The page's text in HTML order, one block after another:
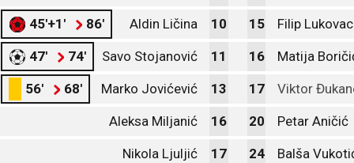
45'+1' 86' Aldin Ličina 10 15 Filip Lukovac
47' 74' Savo Stojanović 11 16 Matija
56' 68' Marko Jovićević 13 17 Viktor
Aleksa Miljanić 16 20 Petar Aničić
Nikola Ljuljić 17 24 Balša